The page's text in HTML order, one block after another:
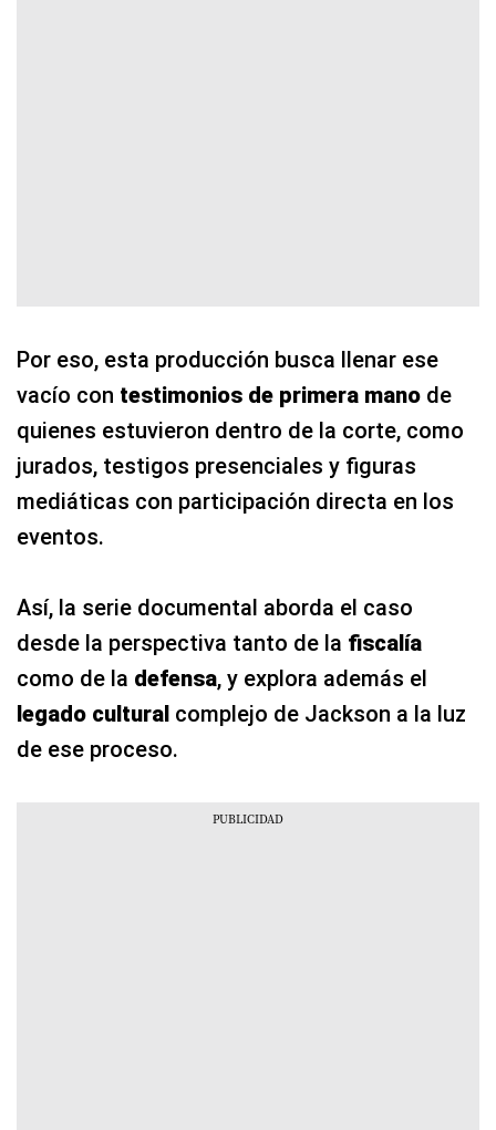
Por eso, esta producción busca llenar ese
vacío con testimonios de primera mano de
quienes estuvieron dentro de la corte, como
jurados, testigos presenciales y figuras
mediáticas con participación directa en los
eventos.
Así, la serie documental aborda el caso
desde la perspectiva tanto de la fiscalía
como de la defensa, y explora además el
legado cultural complejo de Jackson a la luz
de ese proceso.